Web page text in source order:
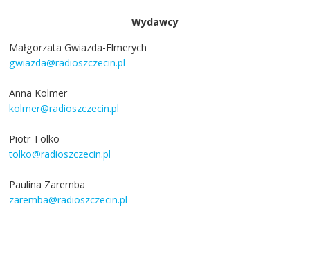
Wydawcy
Małgorzata Gwiazda-Elmerych
gwiazda@radioszczecin.pl
Anna Kolmer
kolmer@radioszczecin.pl
Piotr Tolko
tolko@radioszczecin.pl
Paulina Zaremba
zaremba@radioszczecin.pl